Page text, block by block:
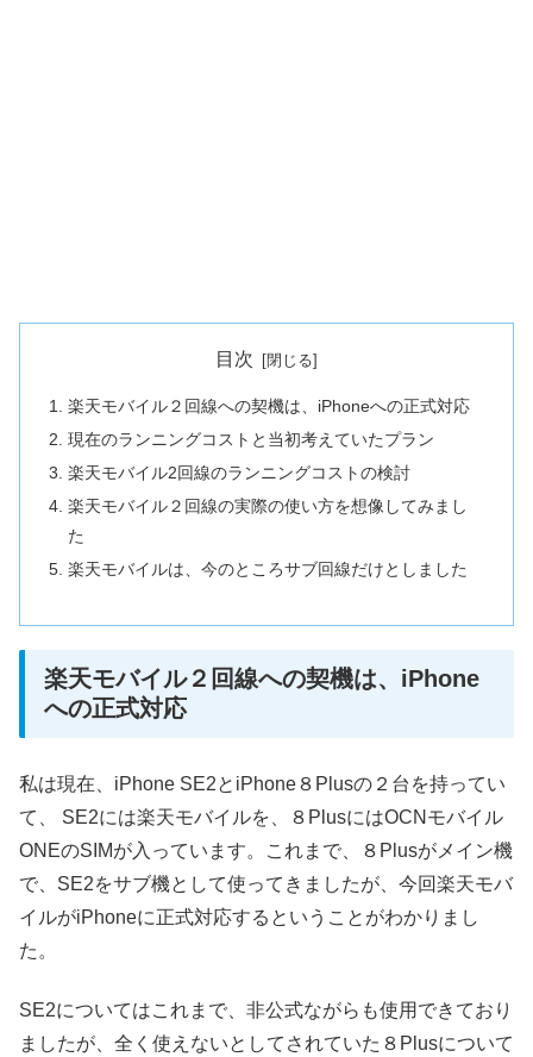
目次
楽天モバイル２回線への契機は、iPhoneへの正式対応
現在のランニングコストと当初考えていたプラン
楽天モバイル2回線のランニングコストの検討
楽天モバイル２回線の実際の使い方を想像してみまし
た
楽天モバイルは、今のところサブ回線だけとしました
楽天モバイル２回線への契機は、iPhone
への正式対応
私は現在、iPhone SE2とiPhone８Plusの２台を持ってい
て、 SE2には楽天モバイルを、８PlusにはOCNモバイル
ONEのSIMが入っています。これまで、８Plusがメイン機
で、SE2をサブ機として使ってきましたが、今回楽天モバ
イルがiPhoneに正式対応するということがわかりまし
た。
SE2についてはこれまで、非公式ながらも使用できており
ましたが、全く使えないとしてされていた８Plusについて